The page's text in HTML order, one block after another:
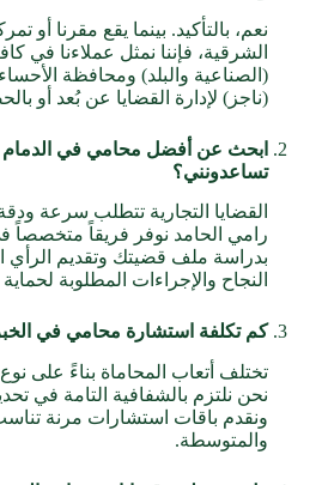
نعم، بالتأكيد. بينما يقع مقرنا أو
الشرقية، فإننا نمثل عملاءنا في
(الصناعية والبلد) ومحافظة
(ناجز) لإدارة القضايا عن بُعد أو
ابحث عن أفضل محامي في الدمام
تساعدونني؟
القضايا التجارية تتطلب سرعة
رامي الحامد نوفر فريقاً متخصصاً
بدراسة ملف قضيتك وتقديم الرأي
النجاح والإجراءات المطلوبة
كم تكلفة استشارة محامي في
تختلف أتعاب المحاماة بناءً على
نحن نلتزم بالشفافية التامة في
ونقدم باقات استشارات مرنة
والمتوسطة.